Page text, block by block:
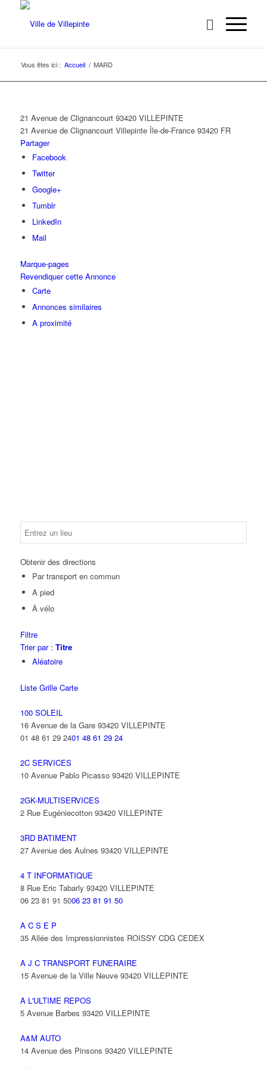
Vous êtes ici : Accueil / MARD
21 Avenue de Clignancourt 93420 VILLEPINTE
21 Avenue de Clignancourt Villepinte Île-de-France 93420 FR
Partager
Facebook
Twitter
Google+
Tumblr
LinkedIn
Mail
Marque-pages
Revendiquer cette Annonce
Carte
Annonces similaires
A proximité
Obtenir des directions
Par transport en commun
A pied
À vélo
Filtre
Trier par : Titre
Aléatoire
Liste Grille Carte
100 SOLEIL
16 Avenue de la Gare 93420 VILLEPINTE
01 48 61 29 2401 48 61 29 24
2C SERVICES
10 Avenue Pablo Picasso 93420 VILLEPINTE
2GK-MULTISERVICES
2 Rue Eugéniecotton 93420 VILLEPINTE
3RD BATIMENT
27 Avenue des Aulnes 93420 VILLEPINTE
4 T INFORMATIQUE
8 Rue Eric Tabarly 93420 VILLEPINTE
06 23 81 91 5006 23 81 91 50
A C S E P
35 Allée des Impressionnistes ROISSY CDG CEDEX
A J C TRANSPORT FUNERAIRE
15 Avenue de la Ville Neuve 93420 VILLEPINTE
A L'ULTIME REPOS
5 Avenue Barbes 93420 VILLEPINTE
A&M AUTO
14 Avenue des Pinsons 93420 VILLEPINTE